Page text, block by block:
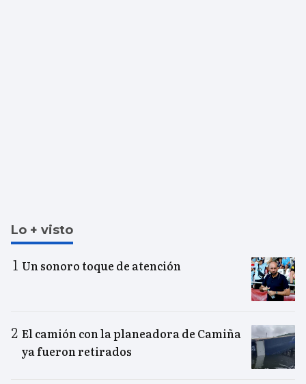
Lo + visto
Un sonoro toque de atención
El camión con la planeadora de Camiña
ya fueron retirados